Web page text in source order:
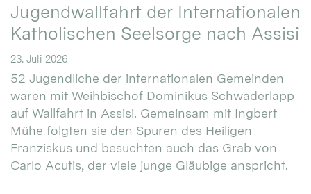
Jugendwallfahrt der Internationalen
Katholischen Seelsorge nach Assisi
23. Juli 2026
52 Jugendliche der internationalen Gemeinden
waren mit Weihbischof Dominikus Schwaderlapp
auf Wallfahrt in Assisi. Gemeinsam mit Ingbert
Mühe folgten sie den Spuren des Heiligen
Franziskus und besuchten auch das Grab von
Carlo Acutis, der viele junge Gläubige anspricht.